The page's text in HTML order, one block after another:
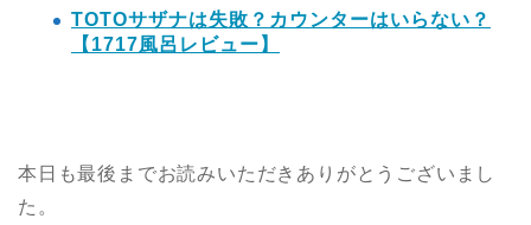
TOTOサザナは失敗？カウンターはいらない？
【1717風呂レビュー】
本日も最後までお読みいただきありがとうございまし
た。